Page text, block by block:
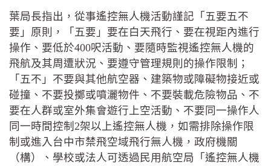
葉局長指出，從事遙控無人機活動謹記「五要五不
要」原則，「五要」要在白天飛行、要在視距內進行
操作、要低於400呎活動、要隨時監視遙控無人機的
飛航及其周遭狀況、要遵守管理規則的操作限制；
「五不」不要與其他航空器、建築物或障礙物接近或
碰撞、不要投擲或噴灑物件、不要裝載危險物品、不
要在人群或室外集會遊行上空活動、不要同一操作人
同一時間控制2架以上遙控無人機，如需排除操作限
制或進入台中市禁飛空域飛行無人機，政府機關
（構）、學校或法人可透過民用航空局「遙控無人機